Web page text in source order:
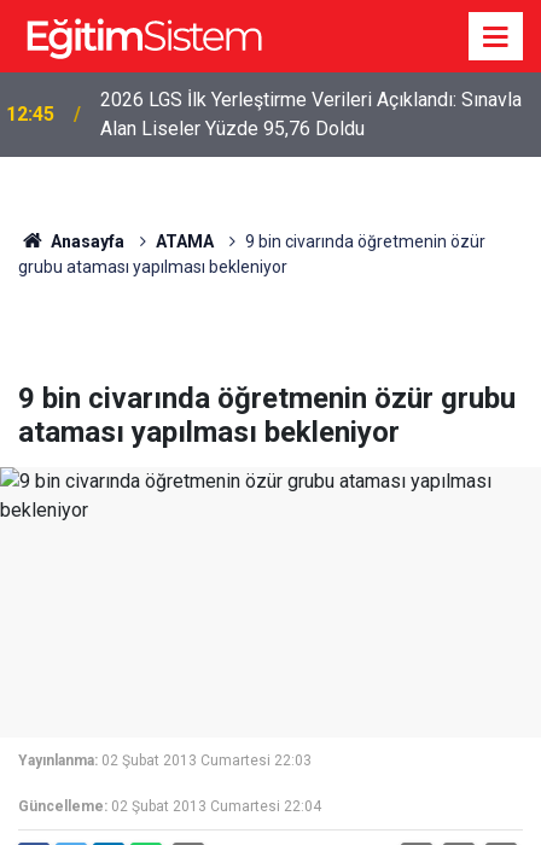
12:45
2026 LGS İlk Yerleştirme Verileri Açıklandı: Sınavla
Alan Liseler Yüzde 95,76 Doldu
Anasayfa ATAMA
9 bin civarında öğretmenin özür
grubu ataması yapılması bekleniyor
9 bin civarında öğretmenin özür grubu
ataması yapılması bekleniyor
Yayınlanma: 02 Şubat 2013 Cumartesi 22:03
Güncelleme: 02 Şubat 2013 Cumartesi 22:04